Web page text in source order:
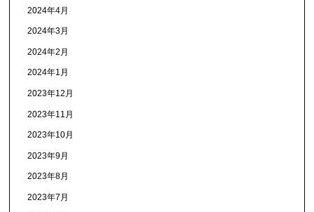
2024年4月
2024年3月
2024年2月
2024年1月
2023年12月
2023年11月
2023年10月
2023年9月
2023年8月
2023年7月